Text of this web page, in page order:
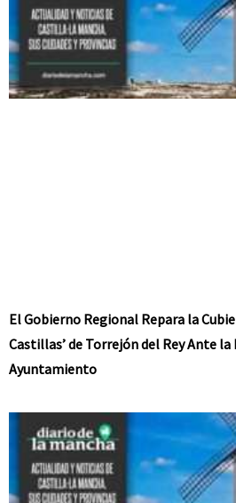
El Gobierno Regional Repara la
Castillas’ de Torrejón del Rey Ante
Ayuntamiento